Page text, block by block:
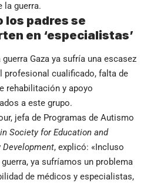
la guerra.
los padres se
en ‘especialistas’
Gaza ya sufría una escasez
profesional cualificado, falta de
rehabilitación y apoyo
a este grupo.
jefa de Programas de Autismo
Society for Education and
Development, explicó: «Incluso
ya sufríamos un problema
de médicos y especialistas,